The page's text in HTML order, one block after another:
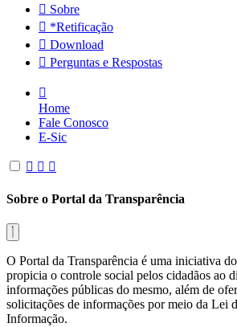
Sobre
*Retificação
Download
Perguntas e Respostas
Home
Fale Conosco
E-Sic
Sobre o Portal da Transparência
O Portal da Transparência é uma iniciativa
propicia o controle social pelos cidadãos ao
informações públicas do mesmo, além de
solicitações de informações por meio da Lei
Informação.